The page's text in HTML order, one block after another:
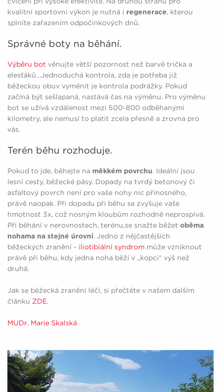
kvalitní sportovní výkon je nutná i regenerace, kterou
splníte zařazením odpočinkových dnů.
Správné boty na běhání.
Výběru bot věnujte větší pozornost než barvě trička a
elesťáků…Jednoduchá kontrola, zda je potřeba již
běžeckou obuv vyměnit je kontrola podrážky. Pokud
začíná být sešlapaná, nastává čas na výměnu. Pro výměnu
bot se užívá vzdálenost mezi 500-800 odběhanými
kilometry, ale nemusí to platit zcela přesně a zrovna pro
vás.
Terén běhu rozhoduje.
Pokud to jde, běhejte na měkkém povrchu. Ideální jsou
lesní cesty, běžecké pásy. Dopady na tvrdý betonový či
asfaltový povrch není pro vaše nohy nic přínosného,
právě naopak. Při dopadu při běhu se zvyšuje vaše
hmotnost 3x, což nosným kloubům rozhodně neprospívá.
Při běhání v nerovnostech, terénu,se snažte běžet oběma
nohama na stejné úrovni. Jedno z nějčastějších
běžeckých zranění - iliotibiální syndrom může vzniknout
právě při běhu, kdy jedna noha běží v „kopci“ výš než
druhá.
Jak se běžecká zranění léčí, si přečtěte v našem dalším
článku ZDE.
MUDr. Marie Skalská